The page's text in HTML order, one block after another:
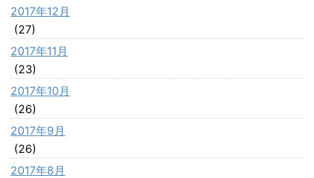
2017年12月
(27)
2017年11月
(23)
2017年10月
(26)
2017年9月
(26)
2017年8月